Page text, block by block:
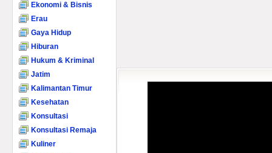
Ekonomi & Bisnis
Erau
Gaya Hidup
Hiburan
Hukum & Kriminal
Jatim
Kalimantan Timur
Kesehatan
Konsultasi
Konsultasi Remaja
Kuliner